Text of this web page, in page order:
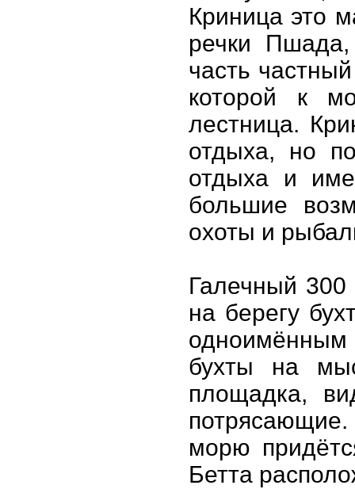
Криница это
речки
часть
которой к
лестница.
отдыха, но
отдыха и
большие
охоты и
Галечный
на берегу
одноимённым
бухты на
площадка,
морю
Бетта